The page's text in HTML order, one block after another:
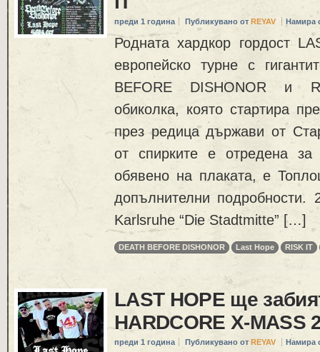
преди 1 година Публикувано от REYAV Намира
Родната хардкор гордост
европейско турне с
BEFORE DISHONOR и
обиколка, която стартира
през редица държави от
от спирките е отредена
обявено на плаката, е
допълнителни подробности.
Karlsruhe “Die Stadtmitte” […]
DEATH BEFORE DISHONOR Last Hope RISK IT
LAST HOPE ще
HARDCORE X-MASS
преди 1 година Публикувано от REYAV Намира